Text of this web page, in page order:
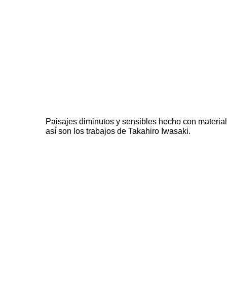
Paisajes diminutos y sensibles hecho con
así son los trabajos de Takahiro Iwasaki.